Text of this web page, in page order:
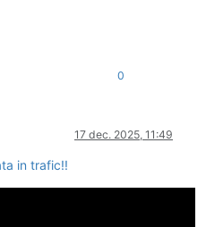
0
17 dec. 2025, 11:49
in trafic!!